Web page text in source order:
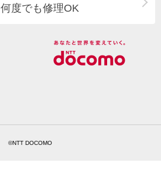
何度でも修理OK
©NTT DOCOMO